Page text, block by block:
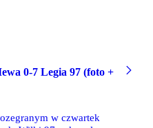
0-7 Legia 97 (foto +
w czwartek